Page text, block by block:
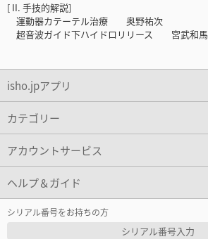
[ II. 手技的解説]
運動器カテーテル治療 奥野祐次
超音波ガイド下ハイドロリリース 宮武和馬
isho.jpアプリ
カテゴリー
アカウントサービス
ヘルプ＆ガイド
シリアル番号をお持ちの方
シリアル番号入力